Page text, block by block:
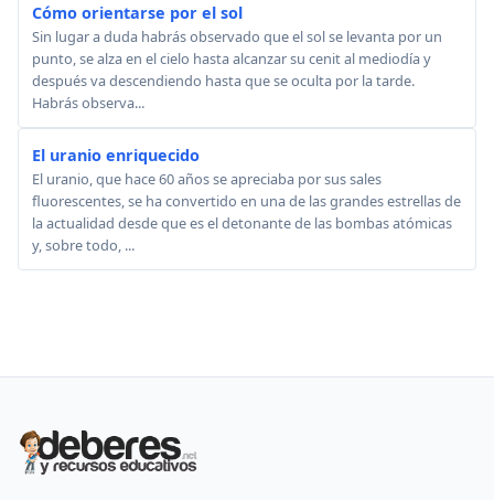
Cómo orientarse por el sol
Sin lugar a duda habrás observado que el sol se levanta por un
punto, se alza en el cielo hasta alcanzar su cenit al mediodía y
después va descendiendo hasta que se oculta por la tarde.
Habrás observa...
El uranio enriquecido
El uranio, que hace 60 años se apreciaba por sus sales
fluorescentes, se ha convertido en una de las grandes estrellas de
la actualidad desde que es el detonante de las bombas atómicas
y, sobre todo, ...